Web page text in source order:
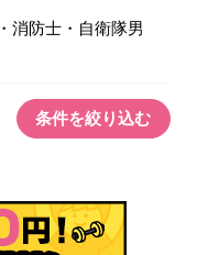
消防士・自衛隊男
条件を絞り込む